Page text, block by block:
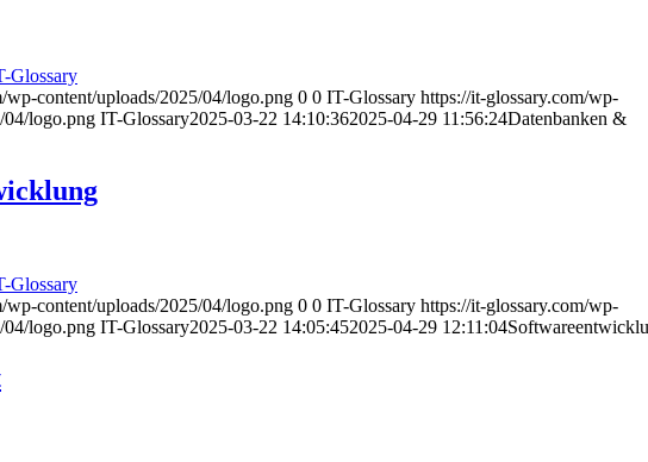
Glossary
wp-content/uploads/2025/04/logo.png 0 0 IT-Glossary https://it-glossary.com/wp-
04/logo.png IT-Glossary2025-03-22 14:10:362025-04-29 11:56:24Datenbanken &
Glossary
wp-content/uploads/2025/04/logo.png 0 0 IT-Glossary https://it-glossary.com/wp-
04/logo.png IT-Glossary2025-03-22 14:05:452025-04-29 12:11:04